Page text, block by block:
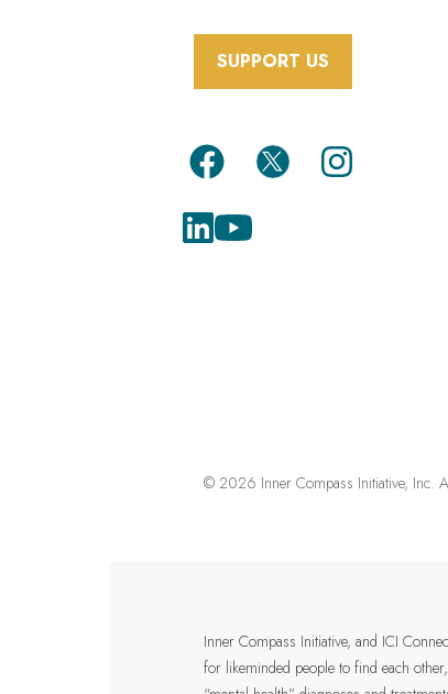
SUPPORT US
© 2026 Inner Compass Initiative, Inc.
Inner Compass Initiative, and ICI
for likeminded people to find each